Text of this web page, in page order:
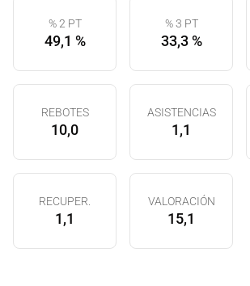
% 2 PT
49,1 %
% 3 PT
33,3 %
REBOTES
10,0
ASISTENCIAS
1,1
RECUPER.
1,1
VALORACIÓN
15,1